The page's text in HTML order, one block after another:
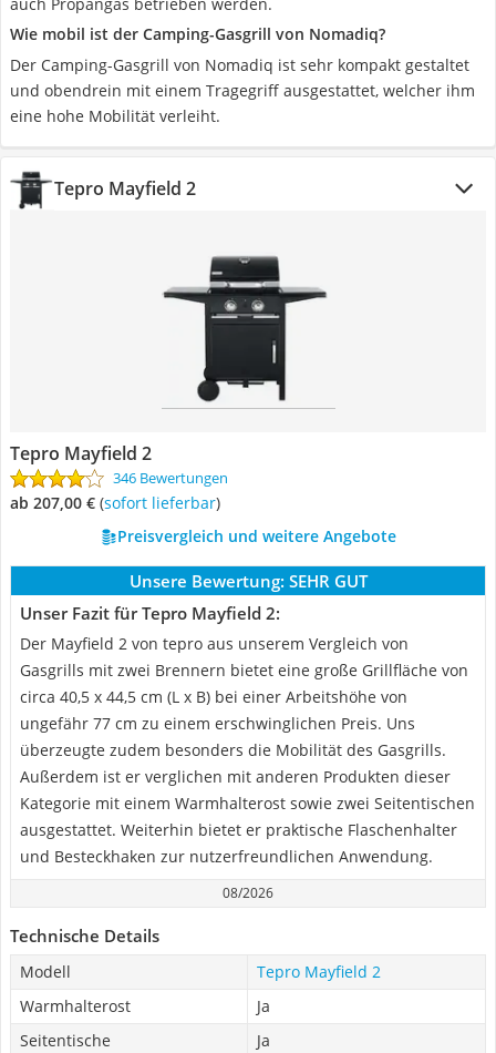
Wie mobil ist der Camping-Gasgrill von Nomadiq?
Der Camping-Gasgrill von Nomadiq ist sehr kompakt gestaltet
und obendrein mit einem Tragegriff ausgestattet, welcher ihm
eine hohe Mobilität verleiht.
Tepro Mayfield 2
Tepro Mayfield 2
346 Bewertungen
ab 207,00 € ( Sofort lieferbar)
Preisvergleich und weitere Angebote
Unsere Bewertung: SEHR GUT
Unser Fazit für Tepro Mayfield 2:
Der Mayfield 2 von tepro aus unserem Vergleich von
Gasgrills mit zwei Brennern bietet eine große Grillfläche von
circa 40,5 x 44,5 cm (L x B) bei einer Arbeitshöhe von
ungefähr 77 cm zu einem erschwinglichen Preis. Uns
überzeugte zudem besonders die Mobilität des Gasgrills.
Außerdem ist er verglichen mit anderen Produkten dieser
Kategorie mit einem Warmhalterost sowie zwei Seitentischen
ausgestattet. Weiterhin bietet er praktische Flaschenhalter
und Besteckhaken zur nutzerfreundlichen Anwendung.
08/2026
Technische Details
Modell
Tepro Mayfield 2
Warmhalterost
Ja
Seitentische
Ja